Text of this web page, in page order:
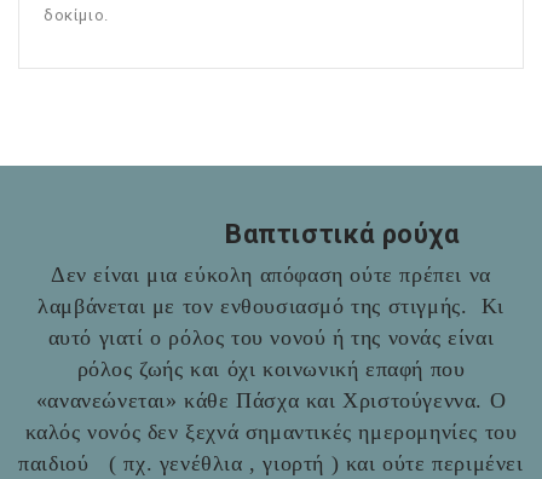
δοκίμιο.
Βαπτιστικά ρούχα
Δεν είναι μια εύκολη απόφαση ούτε πρέπει να
λαμβάνεται με τον ενθουσιασμό της στιγμής. Κι
αυτό γιατί ο ρόλος του νονού ή της νονάς είναι
ρόλος ζωής και όχι κοινωνική επαφή που
«ανανεώνεται» κάθε Πάσχα και Χριστούγεννα. Ο
καλός νονός δεν ξεχνά σημαντικές ημερομηνίες του
παιδιού ( πχ. γενέθλια , γιορτή ) και ούτε περιμένει